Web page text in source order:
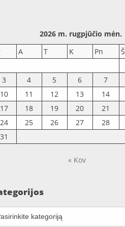
2026 m. rugpjūčio mėn.
A T K Pn Š
3
4 5 6 7
10
11 12 13 14
17
18 19 20 21
24
25 26 27 28
31
« Kov